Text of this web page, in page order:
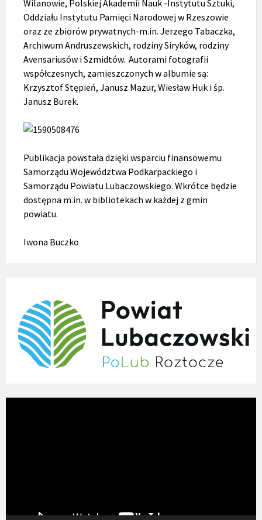
Wilanowie, Polskiej Akademii Nauk -Instytutu Sztuki,
Oddziału Instytutu Pamięci Narodowej w Rzeszowie
oraz ze zbiorów prywatnych-m.in. Jerzego Tabaczka,
Archiwum Andruszewskich, rodziny Siryków, rodziny
Avensariusów i Szmidtów. Autorami fotografii
współczesnych, zamieszczonych w albumie są:
Krzysztof Stępień, Janusz Mazur, Wiesław Huk i śp.
Janusz Burek.
Publikacja powstała dzięki wsparciu finansowemu
Samorządu Województwa Podkarpackiego i
Samorządu Powiatu Lubaczowskiego. Wkrótce będzie
dostępna m.in. w bibliotekach w każdej z gmin
powiatu.
Iwona Buczko